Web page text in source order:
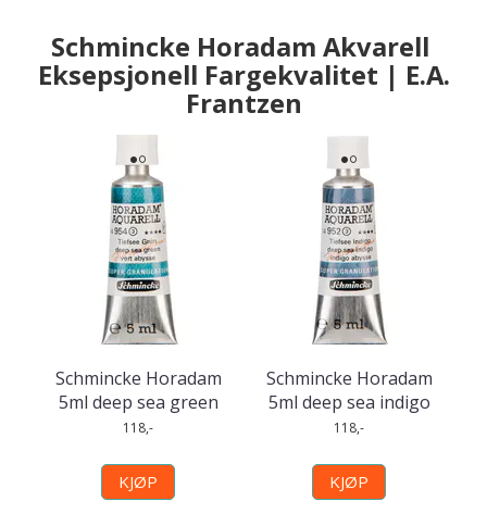
Schmincke Horadam Akvarell 
Eksepsjonell Fargekvalitet | E.A.
Frantzen
Schmincke Horadam
5ml deep sea green
118,-
KJØP
Schmincke Horadam
5ml deep sea indigo
118,-
KJØP